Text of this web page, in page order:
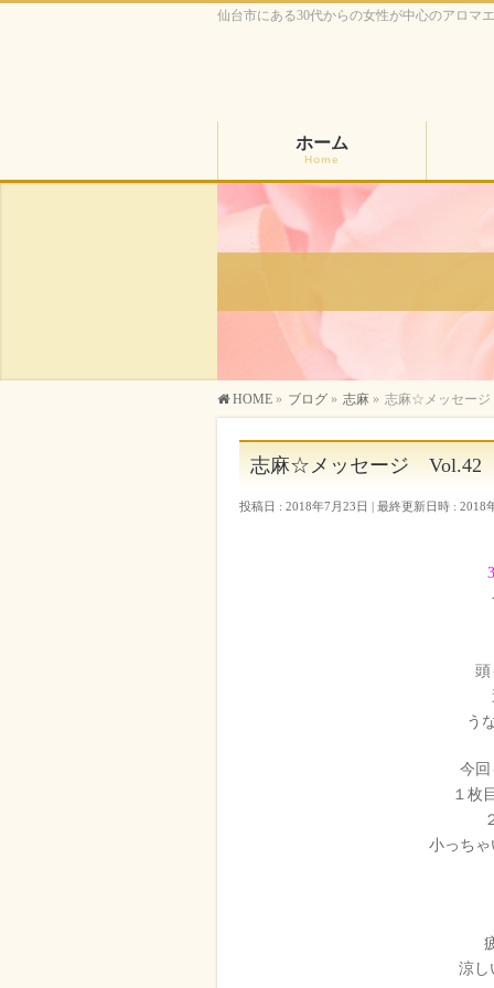
仙台市にある30代からの女性が中心のアロマ
ホーム
Home
HOME » ブログ » 志麻 » 志麻☆メッセー
志麻☆メッセージ Vol.42
投稿日 : 2018年7月23日 最終更新日時 : 2018
頭
う
今回
１枚
小っち
涼し